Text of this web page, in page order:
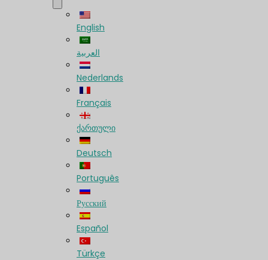
English
العربية
Nederlands
Français
ქართული
Deutsch
Português
Русский
Español
Türkçe